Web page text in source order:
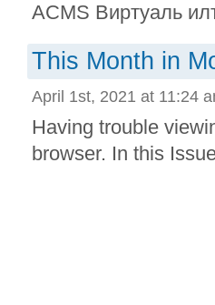
ACMS Виртуаль
This Month in
April 1st, 2021 at 11:24
Having trouble
browser. In this